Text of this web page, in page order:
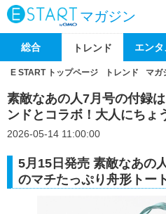
マガジン
総合 トレンド エンタ
E START トップページ トレンド マガ
素敵なあの人7月号の付録
ンドとコラボ！大人にちょ
2026-05-14 11:00:00
5月15日発売 素敵なあの
のマチたっぷり舟形トー